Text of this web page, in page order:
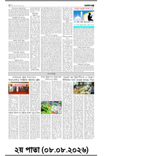
২য় পাতা (০৮.০৮.২০২৬)